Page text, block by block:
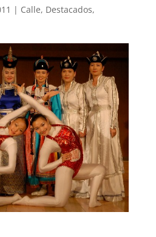
| Calle, Destacados,